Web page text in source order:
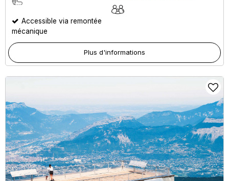
Accessible via remontée
mécanique
Plus d'informations